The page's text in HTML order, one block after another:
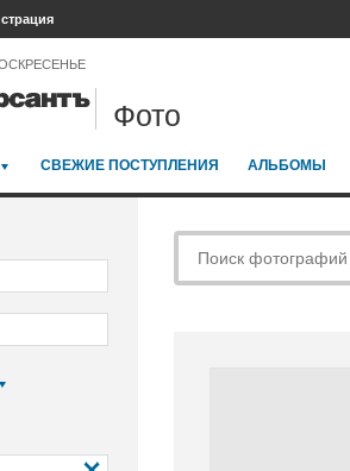
Фото
СВЕЖИЕ ПОСТУПЛЕНИЯ АЛЬБОМЫ